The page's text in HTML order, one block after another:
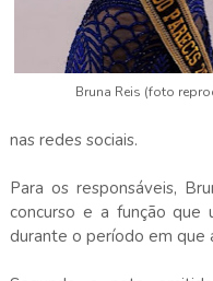
Bruna Reis (foto
nas redes sociais.
Para os responsáveis,
concurso e a função que
durante o período em que